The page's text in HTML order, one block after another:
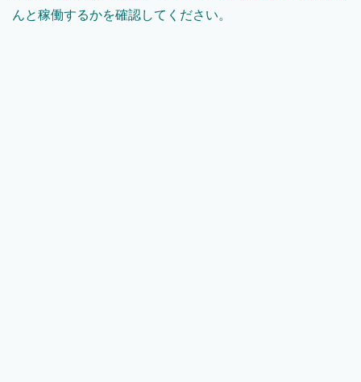
んと稼働するかを確認してください。